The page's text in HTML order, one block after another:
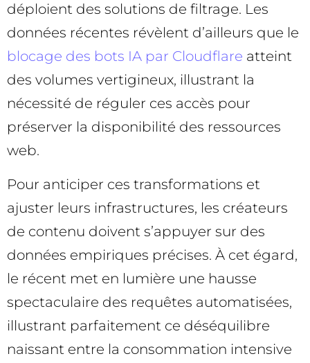
déploient des solutions de filtrage. Les
données récentes révèlent d’ailleurs que le
blocage des bots IA par Cloudflare atteint
des volumes vertigineux, illustrant la
nécessité de réguler ces accès pour
préserver la disponibilité des ressources
web.
Pour anticiper ces transformations et
ajuster leurs infrastructures, les créateurs
de contenu doivent s’appuyer sur des
données empiriques précises. À cet égard,
le récent met en lumière une hausse
spectaculaire des requêtes automatisées,
illustrant parfaitement ce déséquilibre
naissant entre la consommation intensive